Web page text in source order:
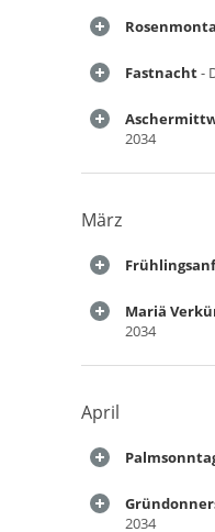
Fastnacht-
2034
März
Mariä
2034
April
2034